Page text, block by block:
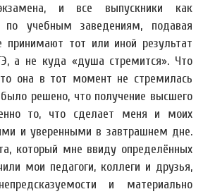
экзамена, и все выпускники как
по учебным заведениям, подавая
принимают тот или иной результат
а не куда «душа стремится». Что
она в тот момент не стремилась
решено, что получение высшего
то, что сделает меня и моих
и уверенными в завтрашнем дне.
который мне ввиду определённых
мои педагоги, коллеги и друзья,
и материально